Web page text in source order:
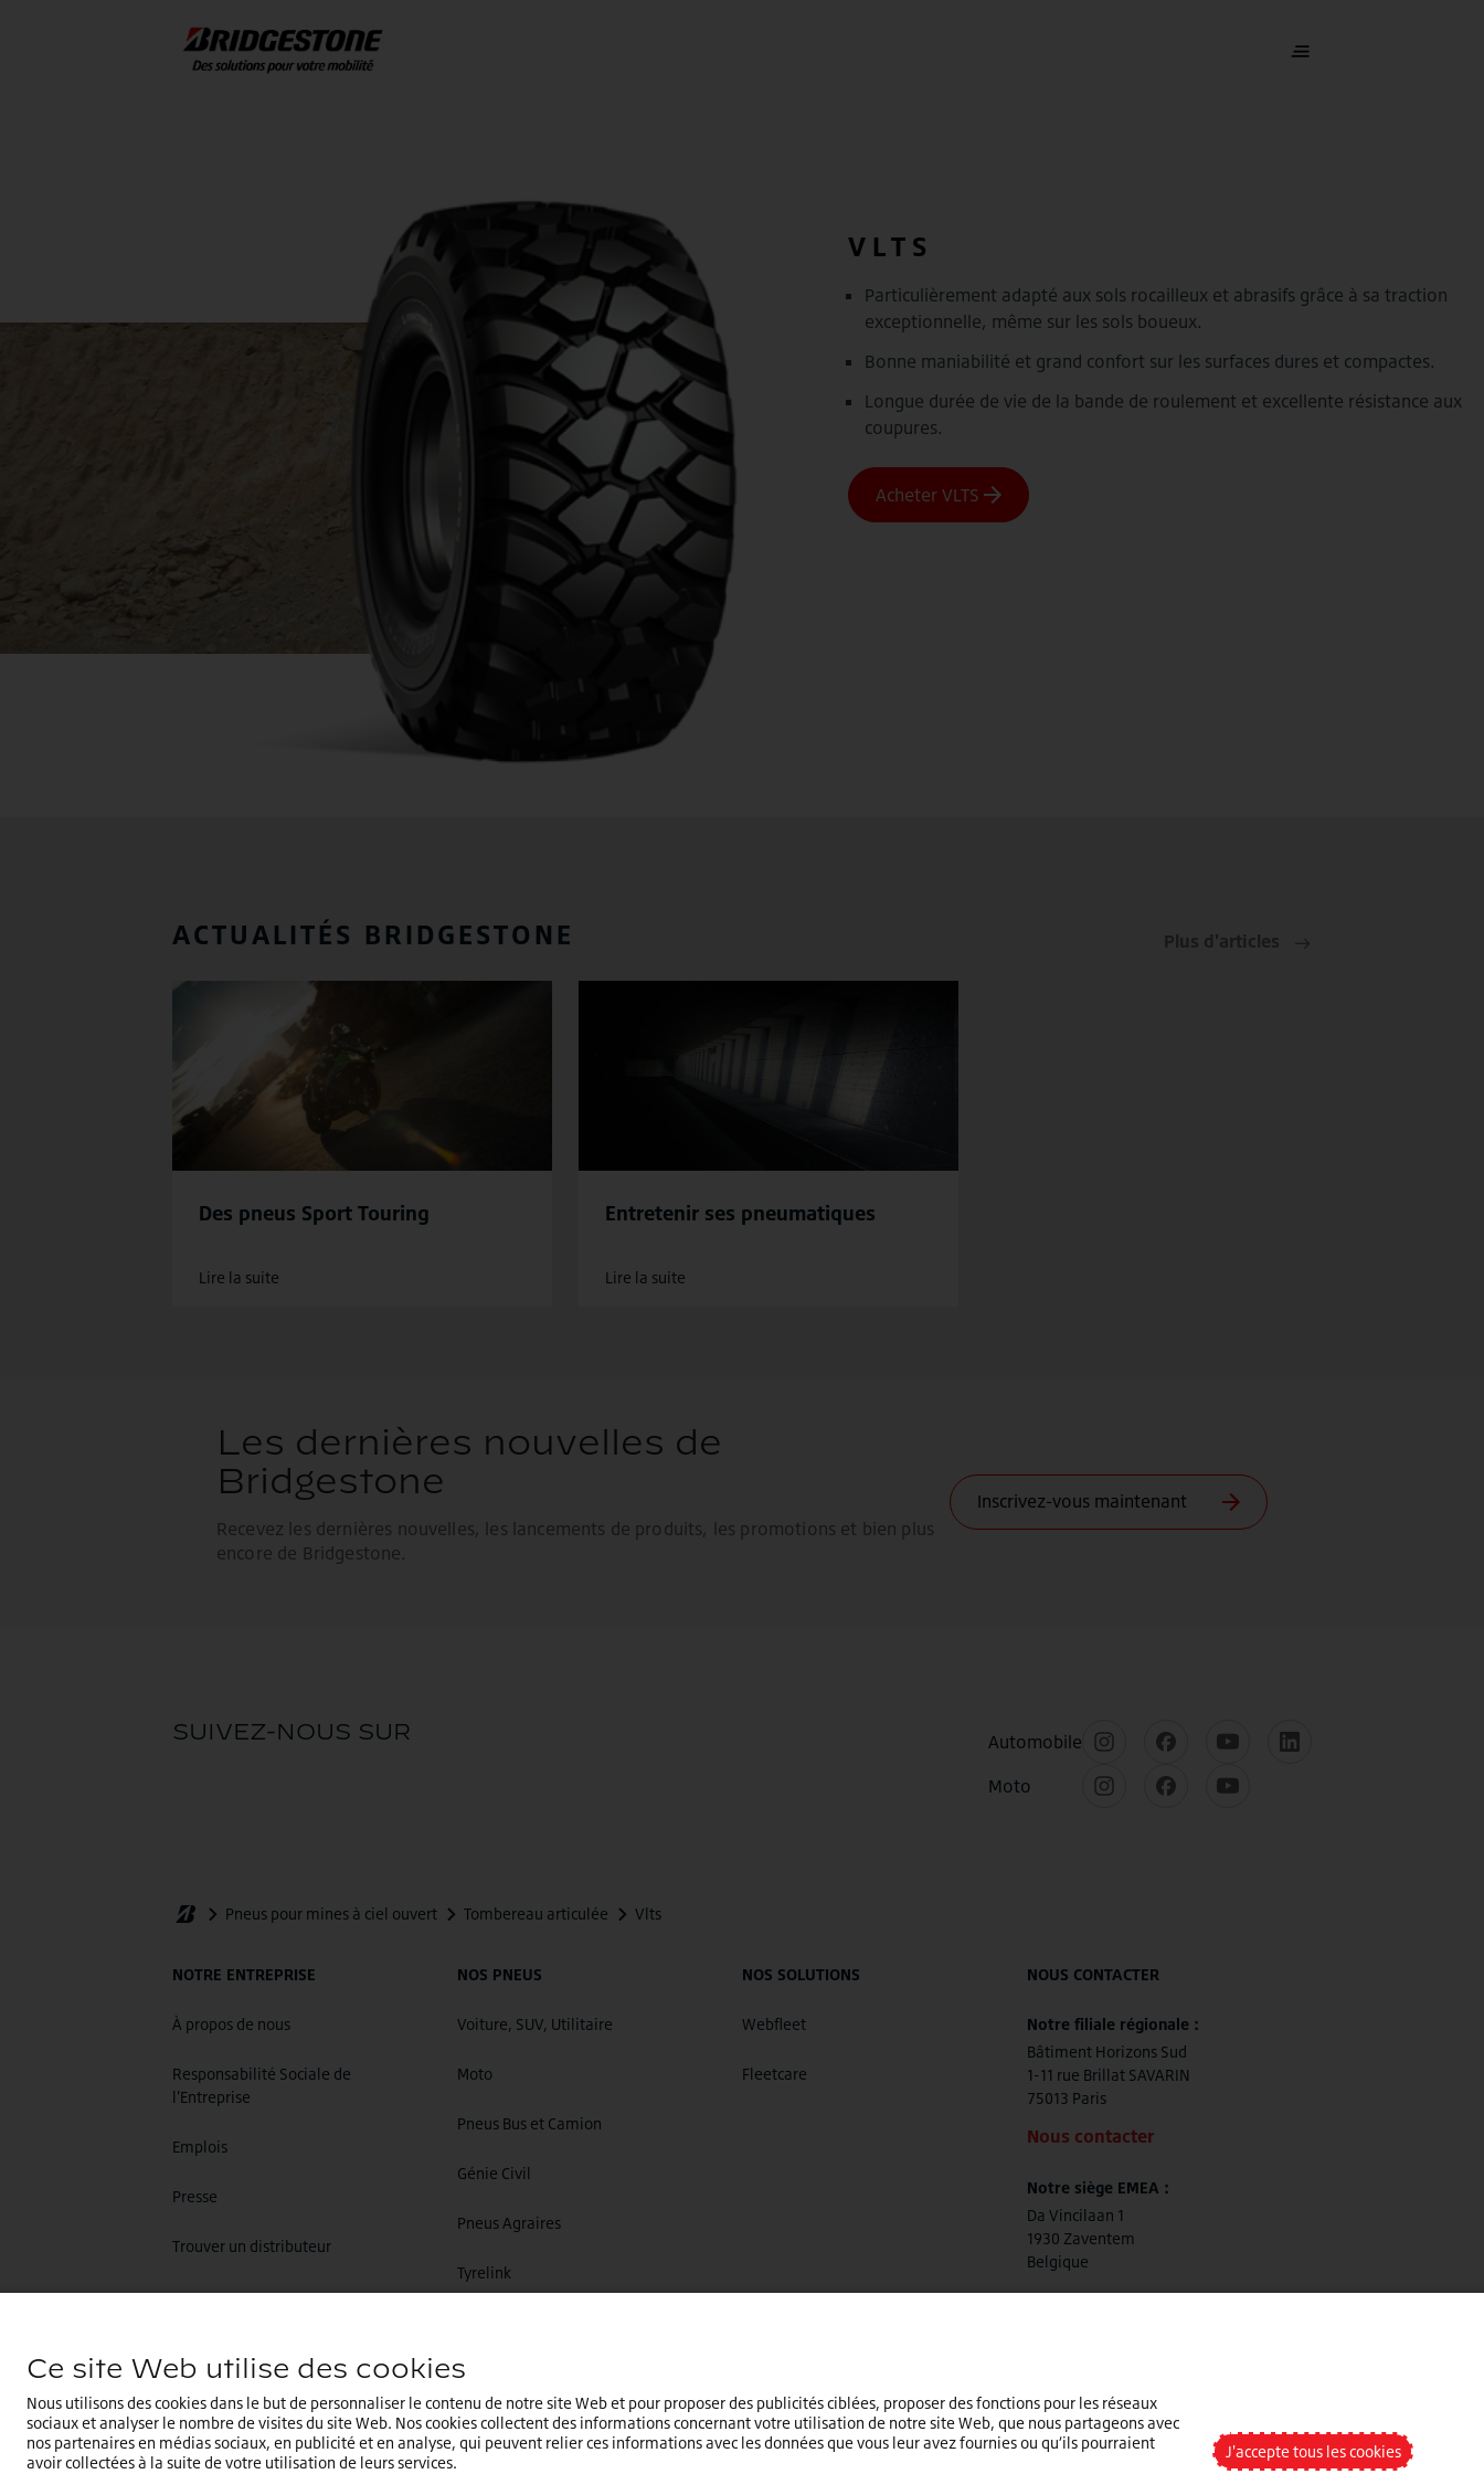
VLTS
Particulièrement adapté aux sols rocailleux et abrasifs grâce à sa traction
exceptionnelle, même sur les sols boueux.
Bonne maniabilité et grand confort sur les surfaces dures et compactes.
Longue durée de vie de la bande de roulement et excellente résistance aux
coupures.
ACTUALITÉS BRIDGESTONE Plus d'articles
Des pneus Sport Touring
Lire la suite
Entretenir ses pneumatiques
Lire la suite
NOTRE ENTREPRISE
À propos de nous
Responsabilité Sociale de
l'Entreprise
Emplois
Presse
Trouver un distributeur
NOS PNEUS
Voiture, SUV, Utilitaire
Moto
Pneus Bus et Camion
Génie Civil
Pneus Agraires
Tyrelink
NOS SOLUTIONS
Webfleet
Fleetcare
NOUS CONTACTER
Notre filiale régionale :
Bâtiment Horizons Sud
1-11 rue Brillat SAVARIN
75013 Paris
Nous contacter
Notre siège EMEA :
Da Vincilaan 1
1930 Zaventem
Belgique
+32 (0)2.714.67.00
Vous êtes sur le site internetFrance.Sélectionnez un pays différent ou une langue différente. France
Ce site Web utilise des cookies
Nous utilisons des cookies dans le but de personnaliser le contenu de notre site Web et pour proposer des publicités ciblées, proposer des fonctions pour les réseaux
sociaux et analyser le nombre de visites du site Web. Nos cookies collectent des informations concernant votre utilisation de notre site Web, que nous partageons avec
nos partenaires en médias sociaux, en publicité et en analyse, qui peuvent relier ces informations avec les données que vous leur avez fournies ou qu’ils pourraient
avoir collectées à la suite de votre utilisation de leurs services.
J'accepte tous les cookies